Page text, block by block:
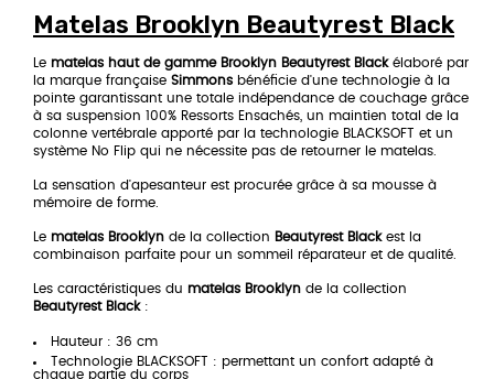
Matelas Brooklyn Beautyrest Black
Le matelas haut de gamme Brooklyn Beautyrest Blackélaboré par
la marque française Simmons bénéficie d'une technologie à la
pointe garantissant une totale indépendance de couchage grâce
à sa suspension 100% Ressorts Ensachés, un maintien total de la
colonne vertébrale apporté par la technologie BLACKSOFT et un
système No Flip qui ne nécessite pas de retourner le matelas.
La sensation d'apesanteur est procurée grâce à sa mousse à
mémoire de forme.
Le matelas Brooklyn de la collection Beautyrest Blackest la
combinaison parfaite pour un sommeil réparateur et de qualité.
Les caractéristiques du matelas Brooklyn de la collection
Beautyrest Black:
Hauteur : 36 cm
Technologie BLACKSOFT : permettant un confort adapté à
chaque partie du corps